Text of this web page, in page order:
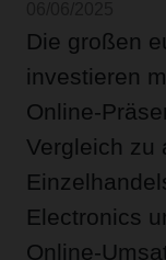
Die großen
investieren
Online-
Vergleich zu
Electronics
Online-